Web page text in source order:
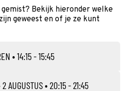
Bekijk hieronder welke
geweest en of je ze kunt
• 14:15 - 15:45
2 AUGUSTUS• 20:15 - 21:45